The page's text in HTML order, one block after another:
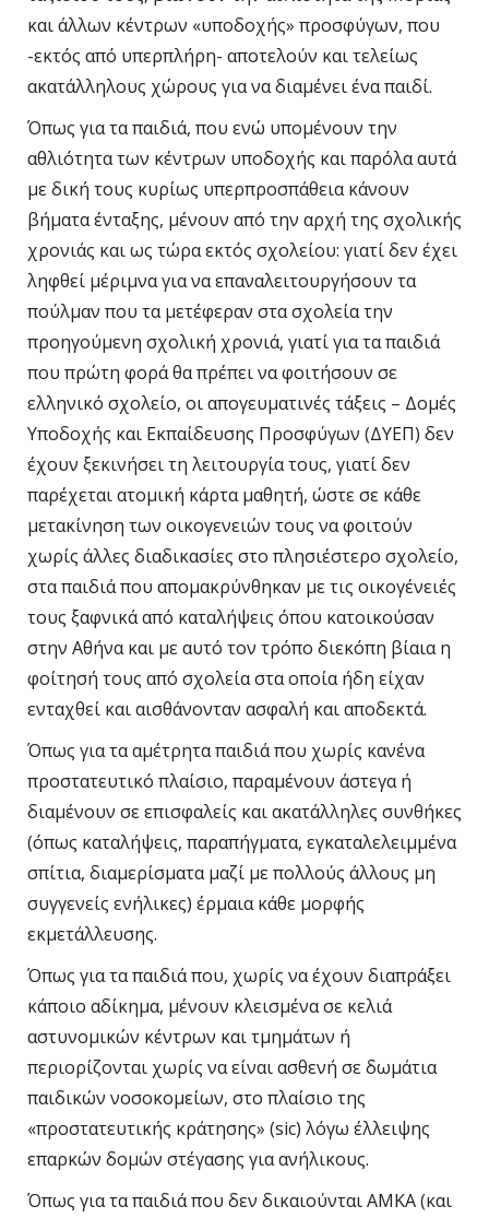
και άλλων κέντρων «υποδοχής» προσφύγων, που
-εκτός από υπερπλήρη- αποτελούν και τελείως
ακατάλληλους χώρους για να διαμένει ένα παιδί.
Όπως για τα παιδιά, που ενώ υπομένουν την
αθλιότητα των κέντρων υποδοχής και παρόλα αυτά
με δική τους κυρίως υπερπροσπάθεια κάνουν
βήματα ένταξης, μένουν από την αρχή της σχολικής
χρονιάς και ως τώρα εκτός σχολείου: γιατί δεν έχει
ληφθεί μέριμνα για να επαναλειτουργήσουν τα
πούλμαν που τα μετέφεραν στα σχολεία την
προηγούμενη σχολική χρονιά, γιατί για τα παιδιά
που πρώτη φορά θα πρέπει να φοιτήσουν σε
ελληνικό σχολείο, οι απογευματινές τάξεις – Δομές
Υποδοχής και Εκπαίδευσης Προσφύγων (ΔΥΕΠ) δεν
έχουν ξεκινήσει τη λειτουργία τους, γιατί δεν
παρέχεται ατομική κάρτα μαθητή, ώστε σε κάθε
μετακίνηση των οικογενειών τους να φοιτούν
χωρίς άλλες διαδικασίες στο πλησιέστερο σχολείο,
στα παιδιά που απομακρύνθηκαν με τις οικογένειές
τους ξαφνικά από καταλήψεις όπου κατοικούσαν
στην Αθήνα και με αυτό τον τρόπο διεκόπη βίαια η
φοίτησή τους από σχολεία στα οποία ήδη είχαν
ενταχθεί και αισθάνονταν ασφαλή και αποδεκτά.
Όπως για τα αμέτρητα παιδιά που χωρίς κανένα
προστατευτικό πλαίσιο, παραμένουν άστεγα ή
διαμένουν σε επισφαλείς και ακατάλληλες συνθήκες
(όπως καταλήψεις, παραπήγματα, εγκαταλελειμμένα
σπίτια, διαμερίσματα μαζί με πολλούς άλλους μη
συγγενείς ενήλικες) έρμαια κάθε μορφής
εκμετάλλευσης.
Όπως για τα παιδιά που, χωρίς να έχουν διαπράξει
κάποιο αδίκημα, μένουν κλεισμένα σε κελιά
αστυνομικών κέντρων και τμημάτων ή
περιορίζονται χωρίς να είναι ασθενή σε δωμάτια
παιδικών νοσοκομείων, στο πλαίσιο της
«προστατευτικής κράτησης» (sic) λόγω έλλειψης
επαρκών δομών στέγασης για ανήλικους.
Όπως για τα παιδιά που δεν δικαιούνται ΑΜΚΑ (και